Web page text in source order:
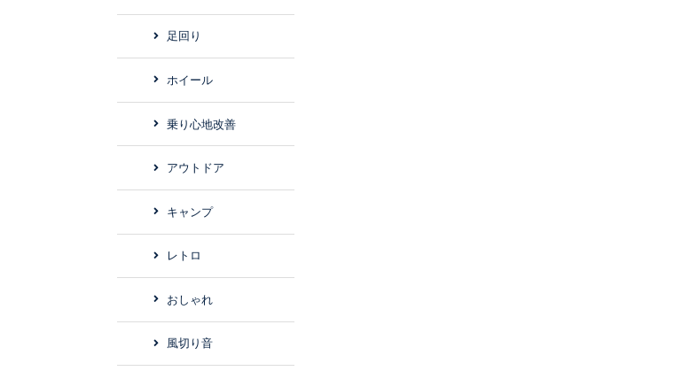
足回り
ホイール
乗り心地改善
アウトドア
キャンプ
レトロ
おしゃれ
風切り音